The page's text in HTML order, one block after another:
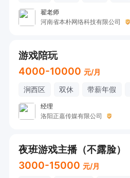
翟老师
河南省本朴网络科技有限公司
游戏陪玩
4000-10000 元/月
涧西区 双休 带薪年假
经理
洛阳正嘉传媒有限公司
夜班游戏主播（不露脸）
3000-15000 元/月